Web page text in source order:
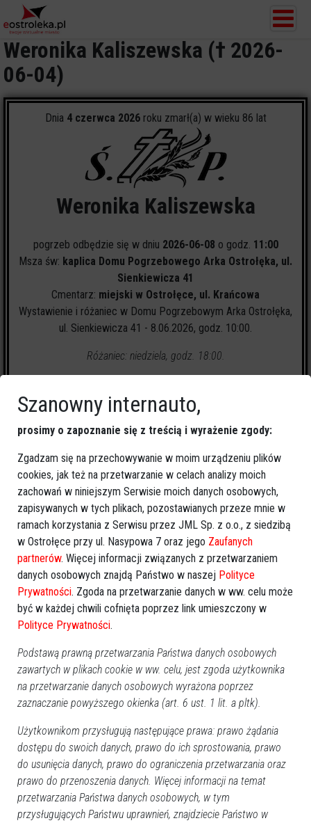
Weronika Kaliszewska († 2026-
06-04)
Dnia 4 czerwca 2026roku zmarł(a) w wieku 86 lat
Weronika Kaliszewska
pogrzeb odbędzie się w dniu 2026-06-08 o godz. 11:00
Msza św: kaplica Domu Pogrzebowego Arka Ostrołęka, ul.
Sienkiewicza 41
Cmentarz: miejski w Ostrołęce, ul. Krańcowa
Wystawienie i różaniec w Domu Pogrzebowym Arka Ostrołęka,
ul. Sienkiewicza 41 - 8.06.2026, godz. 10:00.
Różaniec: niedziela, godz. 18:00.
31zapalonych świeczek
🕯Zapal świeczkę ↗Udostępnij
wróć
Szanowny internauto,
prosimy o zapoznanie się z treścią i wyrażenie zgody:
Zgadzam się na przechowywanie w moim urządzeniu plików
cookies, jak też na przetwarzanie w celach analizy moich
zachowań w niniejszym Serwisie moich danych osobowych,
zapisywanych w tych plikach, pozostawianych przeze mnie w
ramach korzystania z Serwisu przez JML Sp. z o.o., z siedzibą
w Ostrołęce przy ul. Nasypowa 7 oraz jego Zaufanych
partnerów. Więcej informacji związanych z przetwarzaniem
danych osobowych znajdą Państwo w naszej Polityce
Prywatności. Zgoda na przetwarzanie danych w ww. celu może
być w każdej chwili cofnięta poprzez link umieszczony w
Polityce Prywatności.
Podstawą prawną przetwarzania Państwa danych osobowych
zawartych w plikach cookie w ww. celu, jest zgoda użytkownika
na przetwarzanie danych osobowych wyrażona poprzez
zaznaczanie powyższego okienka (art. 6 ust. 1 lit. a pltk).
Użytkownikom przysługują następujące prawa: prawo żądania
dostępu do swoich danych, prawo do ich sprostowania, prawo
do usunięcia danych, prawo do ograniczenia przetwarzania oraz
prawo do przenoszenia danych. Więcej informacji na temat
przetwarzania Państwa danych osobowych, w tym
przysługujących Państwu uprawnień, znajdziecie Państwo w